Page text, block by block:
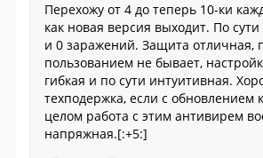
Перехожу от 4 до теперь 10-ки
как новая версия выходит. По
и 0 заражений. Защита отличная,
пользованием не бывает,
гибкая и по сути интуитивная.
техподержка, если с обновлением
целом работа с этим антивирем
напряжная.[:+5:]